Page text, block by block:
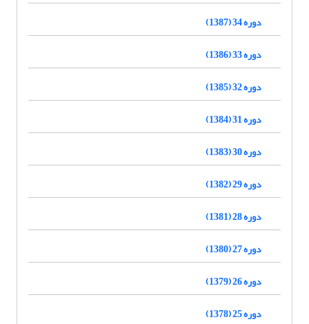
دوره 34 (1387)
دوره 33 (1386)
دوره 32 (1385)
دوره 31 (1384)
دوره 30 (1383)
دوره 29 (1382)
دوره 28 (1381)
دوره 27 (1380)
دوره 26 (1379)
دوره 25 (1378)